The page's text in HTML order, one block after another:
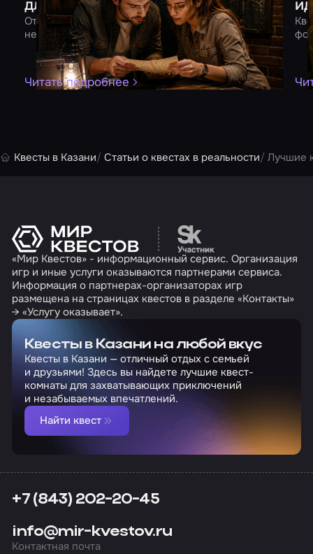
для двоих
От квеста до романтического ужина – 10 идей для
незабываемого вечера вдвоем
Читать подробнее
Квесты в Казани Статьи о квестах в реальности Лучшие
Перейти на сайт
«Мир Квестов» - информационный сервис. Организация
игр и иные услуги оказываются партнерами сервиса.
Информация о партнерах-организаторах игр
размещена на страницах квестов в разделе «Контакты»
→ «Услугу оказывает».
Квесты в Казани на любой вкус
Квесты в Казани — отличный отдых с семьей
и друзьями! Здесь вы найдете лучшие квест-
комнаты для захватывающих приключений
и незабываемых впечатлений.
Найти квест
+7 (843) 202-20-45
info@mir-kvestov.ru
Контактная почта